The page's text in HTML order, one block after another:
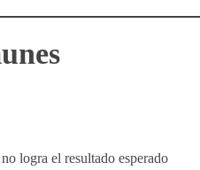
logra el resultado esperado